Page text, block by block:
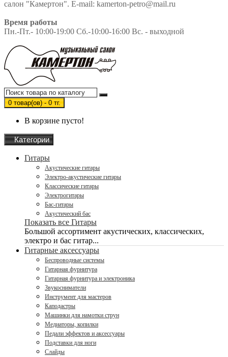
салон "Камертон". E-mail: kamerton-petro@mail.ru
Время работы
Пн.-Пт.- 10:00-19:00 Сб.-10:00-16:00 Вс. - выходной
0 товар(ов) - 0 тг.
В корзине пусто!
Категории
Гитары
Акустические гитары
Электро-акустические гитары
Классические гитары
Электрогитары
Бас-гитары
Акустический бас
Показать все Гитары
Большой ассортимент акустических, классических,
электро и бас гитар...
Гитарные аксессуары
Беспроводные системы
Гитарная фурнитура
Гитарная фурнитура и электроника
Звукосниматели
Инструмент для мастеров
Каподастры
Машинки для намотки струн
Медиаторы, копилки
Педали эффектов и аксессуары
Подставки для ноги
Слайды